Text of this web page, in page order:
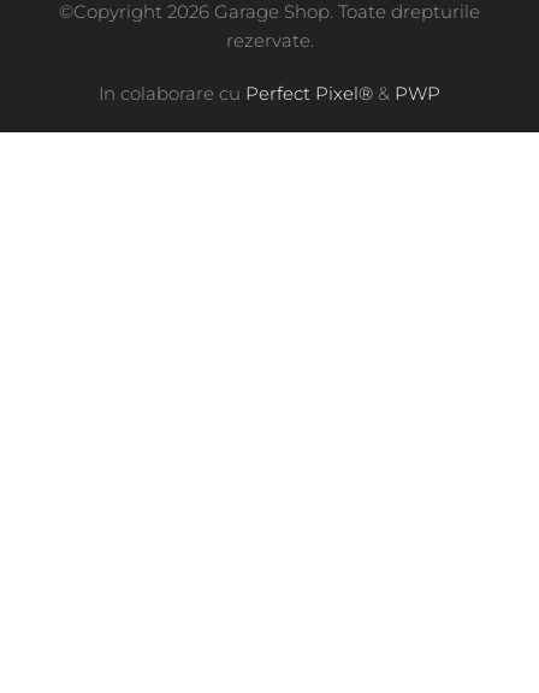
©Copyright 2026 Garage Shop. Toate drepturile
rezervate.
In colaborare cu Perfect Pixel® & PWP